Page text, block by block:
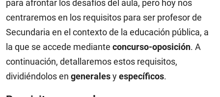
para afrontar los desafíos del aula, pero hoy nos
centraremos en los requisitos para ser profesor de
Secundaria en el contexto de la educación pública, a
la que se accede mediante concurso-oposición. A
continuación, detallaremos estos requisitos,
dividiéndolos en generalesyespecíficos.